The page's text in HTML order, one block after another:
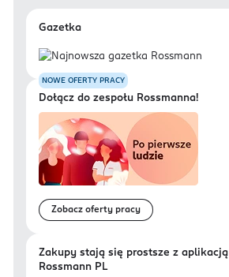
Gazetka
NOWE OFERTY PRACY
Dołącz do zespołu Rossmanna!
Zobacz oferty pracy
Zakupy stają się prostsze z aplikacją
Rossmann PL